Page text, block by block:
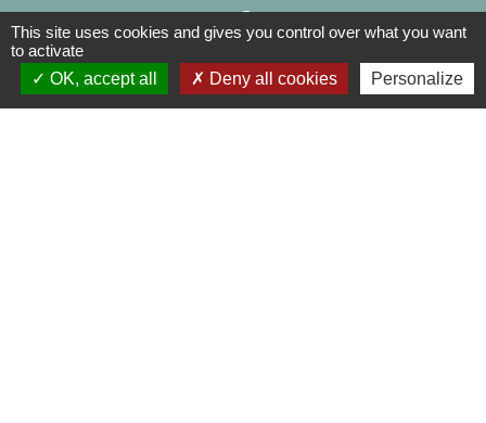
Liens
This site uses cookies and gives you control over what you want
to activate
OK, accept all
Deny all cookies Personalize